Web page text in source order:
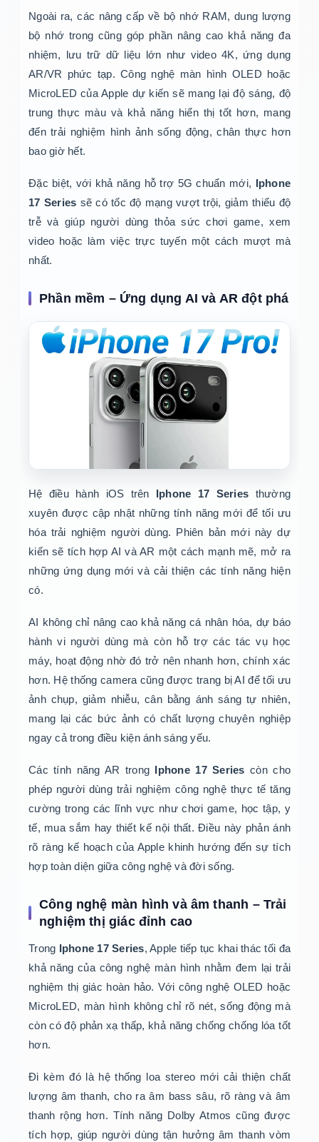
Ngoài ra, các nâng cấp về bộ nhớ RAM, dung lượng
bộ nhớ trong cũng góp phần nâng cao khả năng đa
nhiệm, lưu trữ dữ liệu lớn như video 4K, ứng dụng
AR/VR phức tạp. Công nghệ màn hình OLED hoặc
MicroLED của Apple dự kiến sẽ mang lại độ sáng, độ
trung thực màu và khả năng hiển thị tốt hơn, mang
đến trải nghiệm hình ảnh sống động, chân thực hơn
bao giờ hết.
Đặc biệt, với khả năng hỗ trợ 5G chuẩn mới, Iphone
17 Series sẽ có tốc độ mạng vượt trội, giảm thiểu độ
trễ và giúp người dùng thỏa sức chơi game, xem
video hoặc làm việc trực tuyến một cách mượt mà
nhất.
Phần mềm – Ứng dụng AI và AR đột phá
Hệ điều hành iOS trên Iphone 17 Series thường
xuyên được cập nhật những tính năng mới để tối ưu
hóa trải nghiệm người dùng. Phiên bản mới này dự
kiến sẽ tích hợp AI và AR một cách mạnh mẽ, mở ra
những ứng dụng mới và cải thiện các tính năng hiện
có.
AI không chỉ nâng cao khả năng cá nhân hóa, dự báo
hành vi người dùng mà còn hỗ trợ các tác vụ học
máy, hoạt động nhờ đó trở nên nhanh hơn, chính xác
hơn. Hệ thống camera cũng được trang bị AI để tối ưu
ảnh chụp, giảm nhiễu, cân bằng ánh sáng tự nhiên,
mang lại các bức ảnh có chất lượng chuyên nghiệp
ngay cả trong điều kiện ánh sáng yếu.
Các tính năng AR trong Iphone 17 Series còn cho
phép người dùng trải nghiệm công nghệ thực tế tăng
cường trong các lĩnh vực như chơi game, học tập, y
tế, mua sắm hay thiết kế nội thất. Điều này phản ánh
rõ ràng kế hoạch của Apple khinh hướng đến sự tích
hợp toàn diện giữa công nghệ và đời sống.
Công nghệ màn hình và âm thanh – Trải
nghiệm thị giác đỉnh cao
Trong Iphone 17 Series, Apple tiếp tục khai thác tối đa
khả năng của công nghệ màn hình nhằm đem lại trải
nghiệm thị giác hoàn hảo. Với công nghệ OLED hoặc
MicroLED, màn hình không chỉ rõ nét, sống động mà
còn có độ phản xạ thấp, khả năng chống chống lóa tốt
hơn.
Đi kèm đó là hệ thống loa stereo mới cải thiện chất
lượng âm thanh, cho ra âm bass sâu, rõ ràng và âm
thanh rộng hơn. Tính năng Dolby Atmos cũng được
tích hợp, giúp người dùng tận hưởng âm thanh vòm